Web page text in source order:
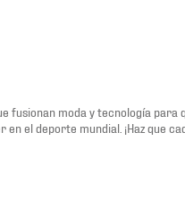
fusionan moda y tecnología para
el deporte mundial. ¡Haz que